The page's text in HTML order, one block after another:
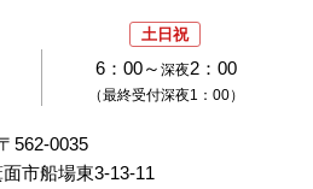
土日祝
6：00～ 深夜2：00
（最終受付深夜1：00）
562-0035
市船場東3-13-11